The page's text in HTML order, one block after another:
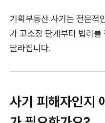
기획부동산 사기는 전문적
가 고소장 단계부터 법리
달라집니다.
사기 피해자인지